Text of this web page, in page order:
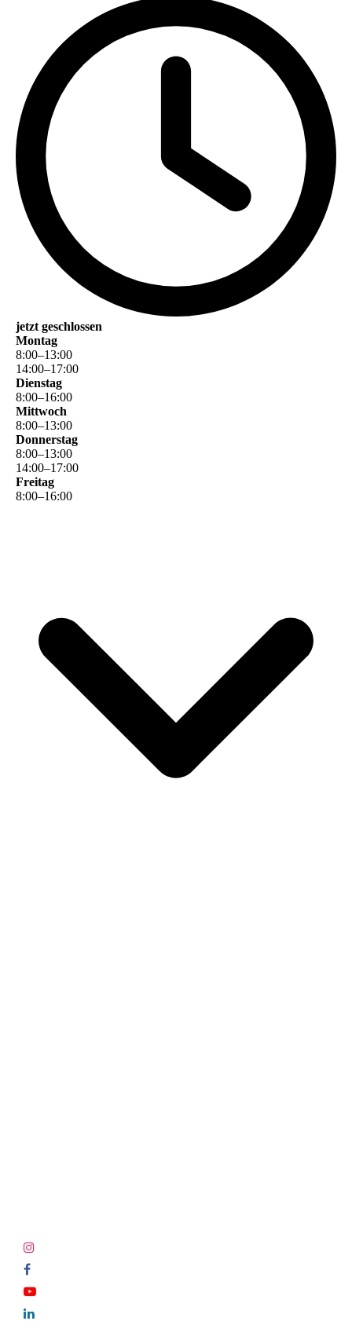
jetzt geschlossen
Montag
8:00–13:00
14:00–17:00
Dienstag
8:00–16:00
Mittwoch
8:00–13:00
Donnerstag
8:00–13:00
14:00–17:00
Freitag
8:00–16:00